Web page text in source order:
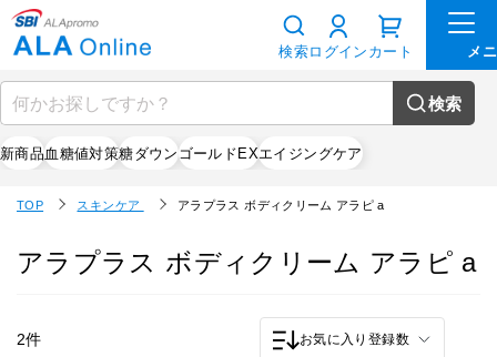
検索
新商品血糖値対策糖ダウンゴールドEXエイジングケア
検索ログイン カート
TOP スキンケア アラプラス ボディクリーム アラピ a
アラプラス ボディクリーム アラピ a
2件 お気に入り登録数